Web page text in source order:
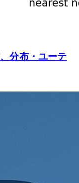
分布・ユーテ